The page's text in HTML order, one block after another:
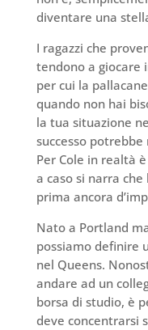
diventare una
I ragazzi che
tendono a giocare
per cui la
quando non hai
la tua situazione
successo
Per Cole in realtà
a caso si narra
prima ancora
Nato a Portland
possiamo definire
nel Queens.
andare ad un
borsa di studio, è
deve concentrarsi